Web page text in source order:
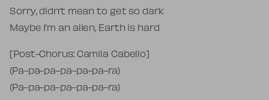
Sorry, didn’t mean to get so dark
Maybe I’m an alien, Earth is hard
[Post-Chorus: Camila Cabello]
(Pa-pa-pa-pa-pa-pa-ra)
(Pa-pa-pa-pa-pa-pa-ra)